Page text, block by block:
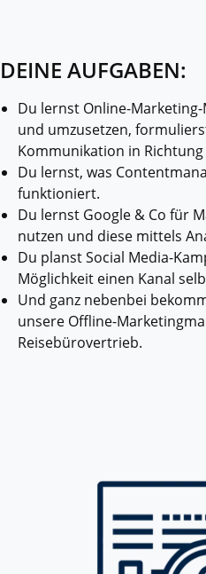
DEINE AUFGABEN:
Du lernst Online-
und umzusetzen,
Kommunikation in Richtung
Du lernst, was
funktioniert.
Du lernst Google & Co für
nutzen und diese mittels
Du planst Social Media-
Möglichkeit einen Kanal
Und ganz nebenbei
unsere Offline-
Reisebürovertrieb.